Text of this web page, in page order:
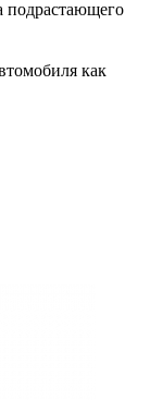
подрастающего
как